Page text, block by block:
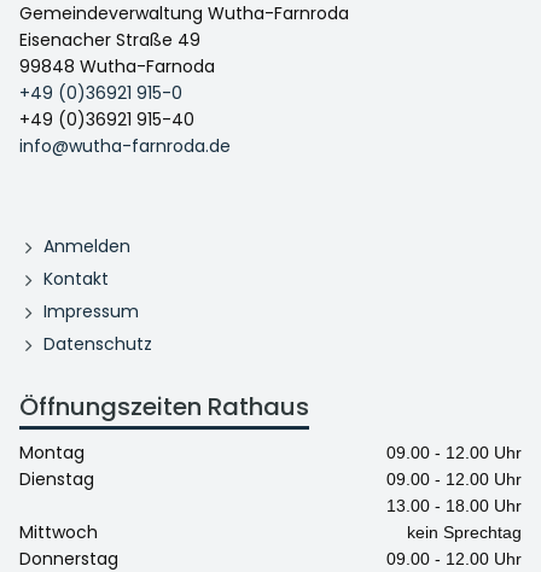
Gemeindeverwaltung Wutha-Farnroda
Eisenacher Straße 49
99848 Wutha-Farnoda
+49 (0)36921 915-0
+49 (0)36921 915-40
info@wutha-farnroda.de
Anmelden
Kontakt
Impressum
Datenschutz
Öffnungszeiten Rathaus
Montag 09.00 - 12.00 Uhr
Dienstag
09.00 - 12.00 Uhr
13.00 - 18.00 Uhr
Mittwoch kein Sprechtag
Donnerstag
09.00 - 12.00 Uhr